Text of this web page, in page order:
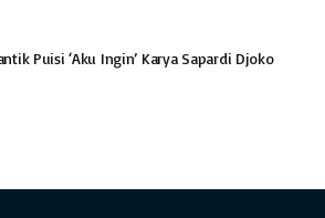
Puisi ‘Aku Ingin’ Karya Sapardi Djoko